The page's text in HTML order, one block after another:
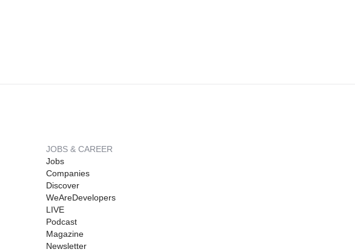
JOBS & CAREER
Jobs
Companies
Discover
WeAreDevelopers
LIVE
Podcast
Magazine
Newsletter